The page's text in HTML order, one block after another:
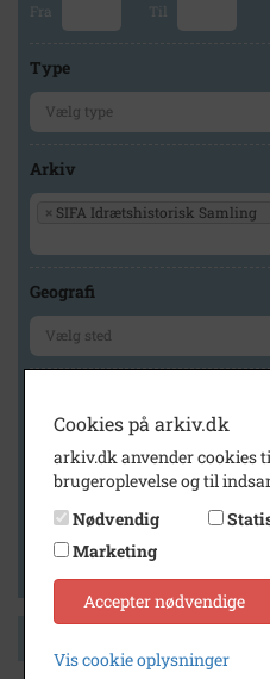
Fra Til
Type
Arkiv
× SIFA Idrætshistorisk Samling
Geografi
Vis kun med billeder
Vis kun med filmklip
Vis kun med kilder
Cookies på arkiv.dk
arkiv.dk anvender cookies
brugeroplevelse og til
Nødvendig
Marketing
Accepter nødvendige
Vis cookie oplysninger